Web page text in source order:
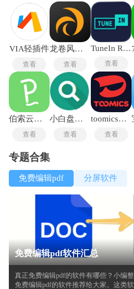
VIA轻插件
查看
龙卷风收音机纯净版
查看
TuneIn Radio
查看
伯索云学堂
查看
小白盘安卓版
查看
toomics玩漫
查看
专题合集
免费编辑pdf 分屏软件
免费编辑pdf软件汇总
真正免费编辑pdf的软件有哪些？小编
免费编辑pdf的软件推荐给大家。这类